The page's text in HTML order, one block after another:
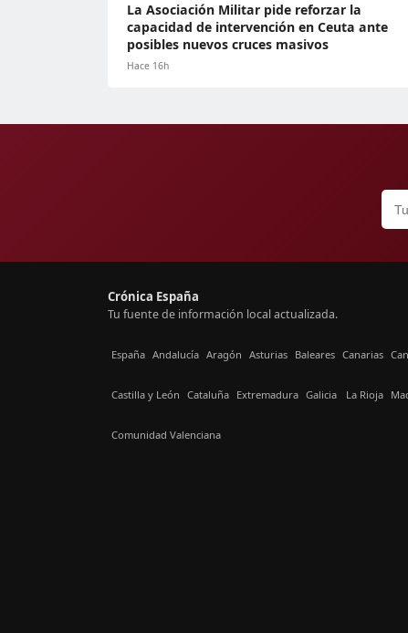
La Asociación Militar pide reforzar la
capacidad de intervención en Ceuta ante
posibles nuevos cruces masivos
Hace 16h
Crónica España
Tu fuente de información local actualizada.
España Andalucía Aragón Asturias Baleares Canarias
Castilla y León Cataluña Extremadura Galicia La Rioja
Comunidad Valenciana